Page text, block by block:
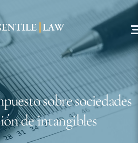
sobre sociedades
de intangibles